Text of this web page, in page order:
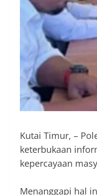
Kutai Timur, –
keterbukaan
kepercayaan
‎Menanggapi hal